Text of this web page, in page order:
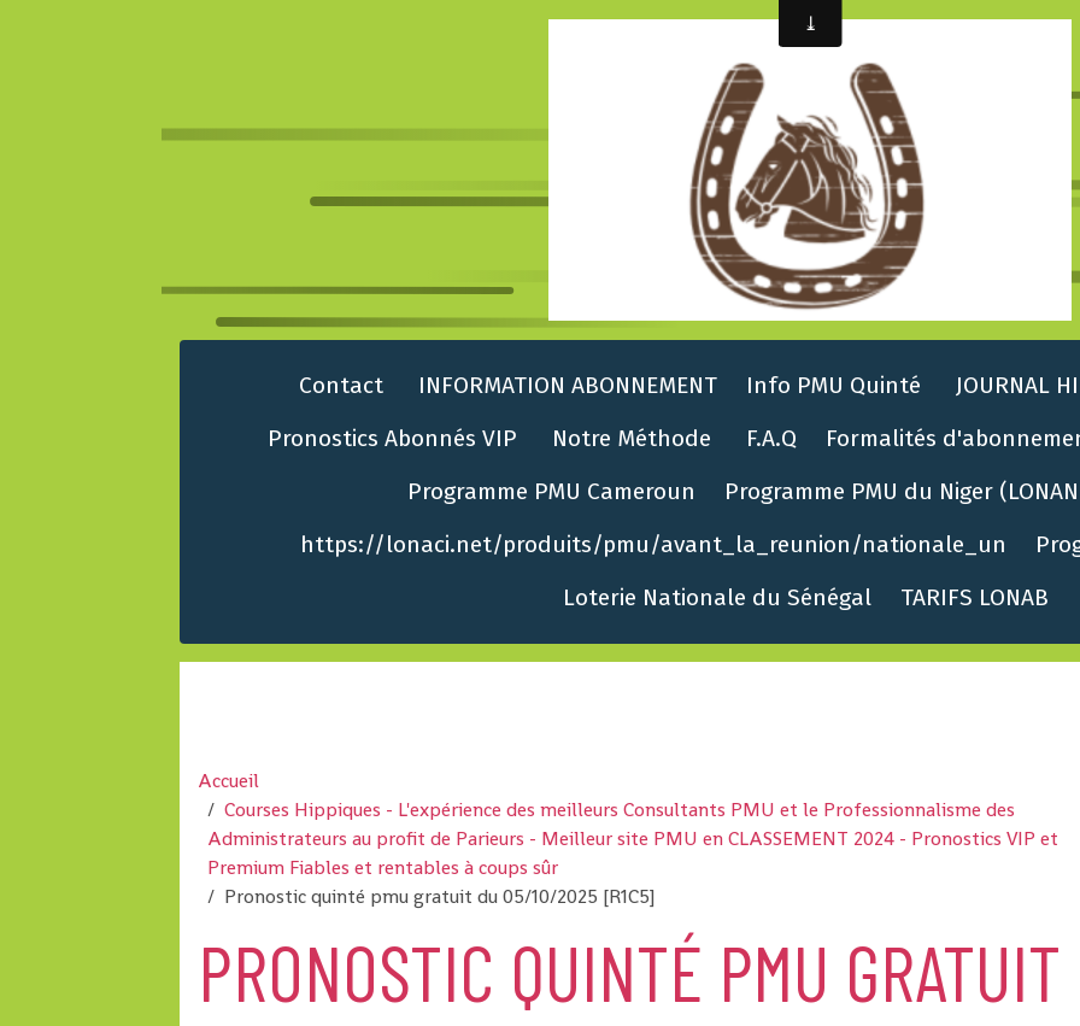
Contact INFORMATION ABONNEMENT Info PMU Quinté
JOURNAL
Pronostics Abonnés VIP
Notre Méthode F.A.Q
Formalités
Programme PMU Cameroun
Programme PMU du Niger
https://lonaci.net/produits/pmu/avant_la_reunion/nationale_un
Loterie Nationale du Sénégal
TARIFS LONAB
Accueil
Courses Hippiques - L'expérience des meilleurs Consultants PMU et le Professionnalisme des
Administrateurs au profit de Parieurs - Meilleur site PMU en CLASSEMENT 2024 - Pronostics VIP et
Premium Fiables et rentables à coups sûr
Pronostic quinté pmu gratuit du 05/10/2025 [R1C5]
PRONOSTIC QUINTÉ PMU GRATUIT